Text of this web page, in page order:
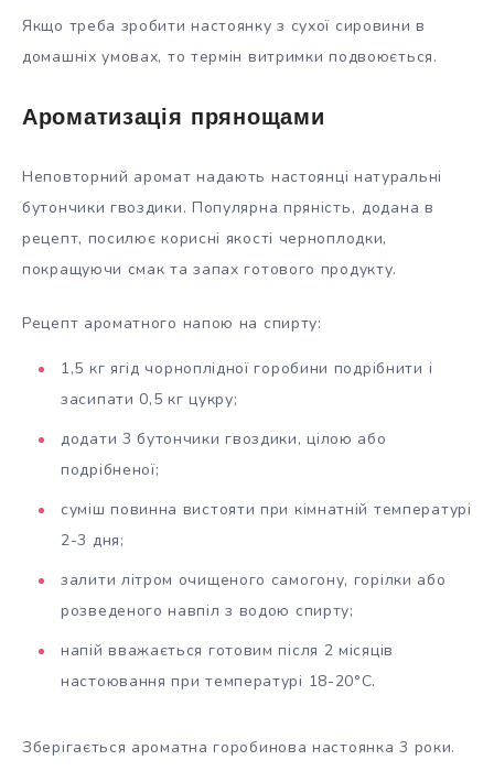
Якщо треба зробити настоянку з сухої сировини в
домашніх умовах, то термін витримки подвоюється.
Ароматизація прянощами
Неповторний аромат надають настоянці натуральні
бутончики гвоздики. Популярна пряність, додана в
рецепт, посилює корисні якості черноплодки,
покращуючи смак та запах готового продукту.
Рецепт ароматного напою на спирту:
1,5 кг ягід чорноплідної горобини подрібнити і
засипати 0,5 кг цукру;
додати 3 бутончики гвоздики, цілою або
подрібненої;
суміш повинна вистояти при кімнатній температурі
2-3 дня;
залити літром очищеного самогону, горілки або
розведеного навпіл з водою спирту;
напій вважається готовим після 2 місяців
настоювання при температурі 18-20°С.
Зберігається ароматна горобинова настоянка 3 роки.